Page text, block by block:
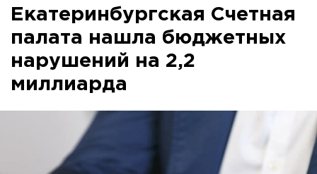
Екатеринбургская Счетная
палата нашла бюджетных
нарушений на 2,2
миллиарда